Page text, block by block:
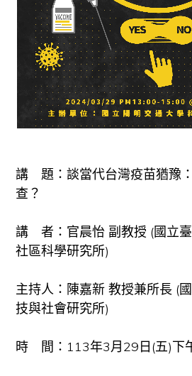
講 題：談當代台灣疫苗猶豫
查？
講 者：官晨怡 副教授 (國立
社區科學研究所)
主持人：陳嘉新 教授兼所長 (
技與社會研究所)
時 間：113年3月29日(五)下